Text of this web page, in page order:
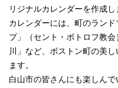
リジナルカレンダーを作成し
カレンダーには、町のラン
プ」（セント・ボトロフ教
川」など、ボストン町の美
ます。
白山市の皆さんにも楽しん